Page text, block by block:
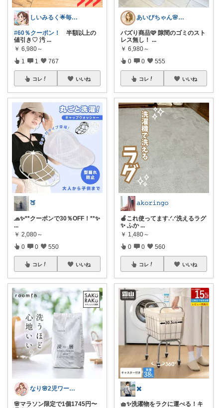
しいみるく🌟毎日全力投稿🌟
#60％クーポン！
半額以上の
値引き♡ 汚 ...
￥ 6,980～
1 1 767
コレ いいね
🍑
🧢✨**クーポンで30％OFF！**✨
...
￥ 2,080～
0 0 550
コレ いいね
なり🌸2児ワーママの楽しい暮らし
🌸マラソン限定で1個1745円〜
あいびちゃん🌸２児mama
バズり商品🩷 隙間のゴミのスト
レス無し！ ...
￥ 6,980～
0 0 555
コレ いいね
𝚊𝚔𝚘𝚛𝚒𝚗𝚐𝚘
🍎これ使ってます.ᐟ.ᐟ洗えるラグ
✨ ふか ...
￥ 1,480～
0 0 560
コレ いいね
✖️
🧺✨洗濯物をラクに運べる！キ